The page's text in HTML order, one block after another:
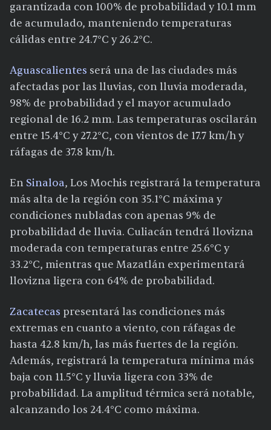
garantizada con 100% de probabilidad y 10.1 mm
de acumulado, manteniendo temperaturas
cálidas entre 24.7°C y 26.2°C.
Aguascalientes será una de las ciudades más
afectadas por las lluvias, con lluvia moderada,
98% de probabilidad y el mayor acumulado
regional de 16.2 mm. Las temperaturas oscilarán
entre 15.4°C y 27.2°C, con vientos de 17.7 km/h y
ráfagas de 37.8 km/h.
En Sinaloa, Los Mochis registrará la temperatura
más alta de la región con 35.1°C máxima y
condiciones nubladas con apenas 9% de
probabilidad de lluvia. Culiacán tendrá llovizna
moderada con temperaturas entre 25.6°C y
33.2°C, mientras que Mazatlán experimentará
llovizna ligera con 64% de probabilidad.
Zacatecas presentará las condiciones más
extremas en cuanto a viento, con ráfagas de
hasta 42.8 km/h, las más fuertes de la región.
Además, registrará la temperatura mínima más
baja con 11.5°C y lluvia ligera con 33% de
probabilidad. La amplitud térmica será notable,
alcanzando los 24.4°C como máxima.